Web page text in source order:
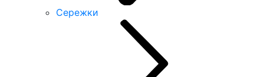
Сережки